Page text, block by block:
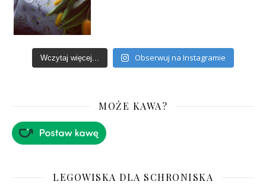
Wczytaj więcej... Obserwuj na Instagramie
MOŻE KAWA?
LEGOWISKA DLA SCHRONISKA